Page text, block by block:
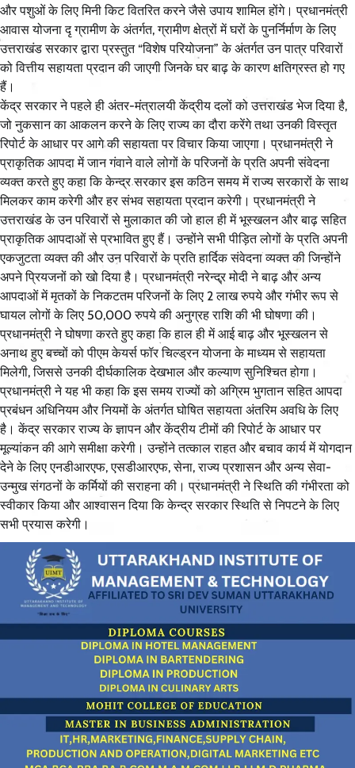
और पशुओं के लिए मिनी किट वितरित करने जैसे उपाय शामिल होंगे। प्रधानमंत्री
आवास योजना दृ ग्रामीण के अंतर्गत, ग्रामीण क्षेत्रों में घरों के पुनर्निर्माण के लिए
उत्तराखंड सरकार द्वारा प्रस्तुत “विशेष परियोजना” के अंतर्गत उन पात्र परिवारों
को वित्तीय सहायता प्रदान की जाएगी जिनके घर बाढ़ के कारण क्षतिग्रस्त हो गए
हैं।
केंद्र सरकार ने पहले ही अंतर-मंत्रालयी केंद्रीय दलों को उत्तराखंड भेज दिया है,
जो नुकसान का आकलन करने के लिए राज्य का दौरा करेंगे तथा उनकी विस्तृत
रिपोर्ट के आधार पर आगे की सहायता पर विचार किया जाएगा। प्रधानमंत्री ने
प्राकृतिक आपदा में जान गंवाने वाले लोगों के परिजनों के प्रति अपनी संवेदना
व्यक्त करते हुए कहा कि केन्द्र सरकार इस कठिन समय में राज्य सरकारों के साथ
मिलकर काम करेगी और हर संभव सहायता प्रदान करेगी। प्रधानमंत्री ने
उत्तराखंड के उन परिवारों से मुलाकात की जो हाल ही में भूस्खलन और बाढ़ सहित
प्राकृतिक आपदाओं से प्रभावित हुए हैं। उन्होंने सभी पीड़ित लोगों के प्रति अपनी
एकजुटता व्यक्त की और उन परिवारों के प्रति हार्दिक संवेदना व्यक्त की जिन्होंने
अपने प्रियजनों को खो दिया है। प्रधानमंत्री नरेन्द्र मोदी ने बाढ़ और अन्य
आपदाओं में मृतकों के निकटतम परिजनों के लिए 2 लाख रुपये और गंभीर रूप से
घायल लोगों के लिए 50,000 रुपये की अनुग्रह राशि की भी घोषणा की।
प्रधानमंत्री ने घोषणा करते हुए कहा कि हाल ही में आई बाढ़ और भूस्खलन से
अनाथ हुए बच्चों को पीएम केयर्स फॉर चिल्ड्रन योजना के माध्यम से सहायता
मिलेगी, जिससे उनकी दीर्घकालिक देखभाल और कल्याण सुनिश्चित होगा।
प्रधानमंत्री ने यह भी कहा कि इस समय राज्यों को अग्रिम भुगतान सहित आपदा
प्रबंधन अधिनियम और नियमों के अंतर्गत घोषित सहायता अंतरिम अवधि के लिए
है। केंद्र सरकार राज्य के ज्ञापन और केंद्रीय टीमों की रिपोर्ट के आधार पर
मूल्यांकन की आगे समीक्षा करेगी। उन्होंने तत्काल राहत और बचाव कार्य में योगदान
देने के लिए एनडीआरएफ, एसडीआरएफ, सेना, राज्य प्रशासन और अन्य सेवा-
उन्मुख संगठनों के कर्मियों की सराहना की। प्रधानमंत्री ने स्थिति की गंभीरता को
स्वीकार किया और आश्वासन दिया कि केन्द्र सरकार स्थिति से निपटने के लिए
सभी प्रयास करेगी।